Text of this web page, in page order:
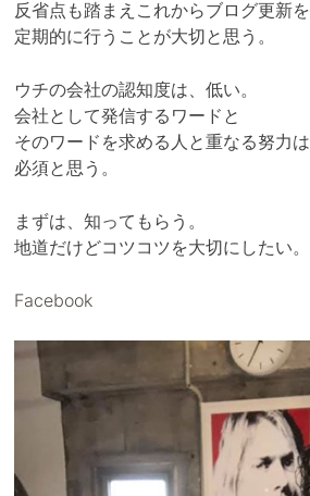
反省点も踏まえこれからブログ更新を
定期的に行うことが大切と思う。
ウチの会社の認知度は、低い。
会社として発信するワードと
そのワードを求める人と重なる努力は
必須と思う。
まずは、知ってもらう。
地道だけどコツコツを大切にしたい。
Facebook